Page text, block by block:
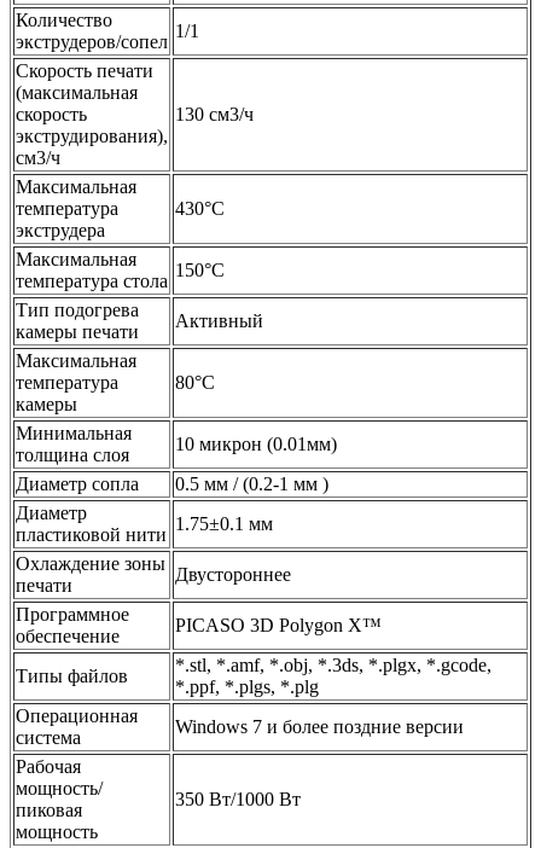
Количество
экструдеров/сопел
1/1
Скорость печати
(максимальная
скорость
экструдирования),
см3/ч
130 см3/ч
Максимальная
температура
экструдера
430°С
Максимальная
температура стола
150°C
Тип подогрева
камеры печати
Активный
Максимальная
температура
камеры
80°C
Минимальная
толщина слоя
10 микрон (0.01мм)
Диаметр сопла
0.5 мм / (0.2-1 мм )
Диаметр
пластиковой нити
1.75±0.1 мм
Охлаждение зоны
печати
Двустороннее
Программное
обеспечение
PICASO 3D Polygon X™
Типы файлов
*.stl, *.amf, *.obj, *.3ds, *.plgx, *.gcode,
*.ppf, *.plgs, *.plg
Операционная
система
Windows 7 и более поздние версии
Рабочая
мощность/
пиковая
мощность
350 Вт/1000 Вт